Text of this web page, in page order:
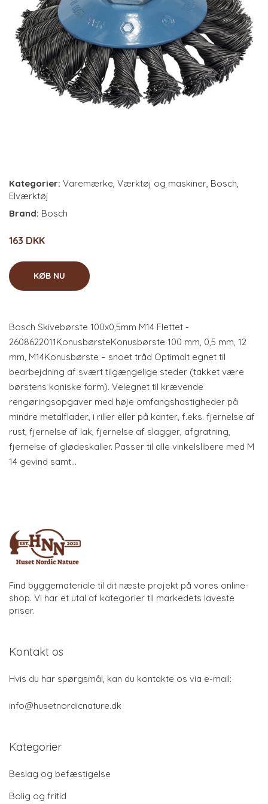
Kategorier: Varemærke, Værktøj og maskiner, Bosch,
Elværktøj
Brand: Bosch
163 DKK
KØB NU
Bosch Skivebørste 100x0,5mm M14 Flettet -
2608622011KonusbørsteKonusbørste 100 mm, 0,5 mm, 12
mm, M14Konusbørste – snoet tråd Optimalt egnet til
bearbejdning af svært tilgængelige steder (takket være
børstens koniske form). Velegnet til krævende
rengøringsopgaver med høje omfangshastigheder på
mindre metalflader, i riller eller på kanter, f.eks. fjernelse af
rust, fjernelse af lak, fjernelse af slagger, afgratning,
fjernelse af glødeskaller. Passer til alle vinkelslibere med M
14 gevind samt…
Find byggemateriale til dit næste projekt på vores online-
shop. Vi har et utal af kategorier til markedets laveste
priser.
Kontakt os
Hvis du har spørgsmål, kan du kontakte os via e-mail:
info@husetnordicnature.dk
Kategorier
Beslag og befæstigelse
Bolig og fritid